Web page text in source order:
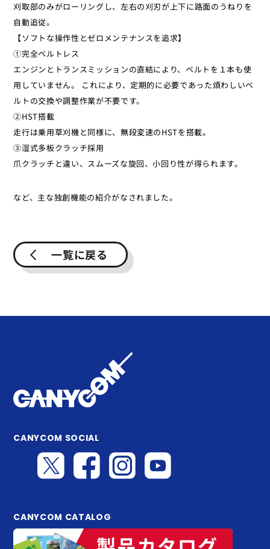
刈取部のみがローリングし、左右の刈刃が上下に路面のうねりを
自動追従。
【ソフトな操作性とゼロメンテナンスを追求】
①完全ベルトレス
エンジンとトランスミッションの直結により、ベルトを１本も使
用していません。 これにより、定期的に必要であった煩わしいベ
ルトの交換や調整作業が不要です。
②HST搭載
走行は乗用草刈機と同様に、無段変速のHSTを搭載。
③湿式多板クラッチ採用
爪クラッチと違い、スムーズな旋回、小回り性が得られます。
など、主な独創機能の紹介がなされました。
一覧に戻る
CANYCOM SOCIAL
CANYCOM CATALOG